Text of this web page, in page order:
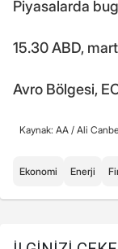
Piyasalarda
15.30 ABD,
Avro Bölgesi,
Kaynak: AA / Ali
Ekonomi Enerji